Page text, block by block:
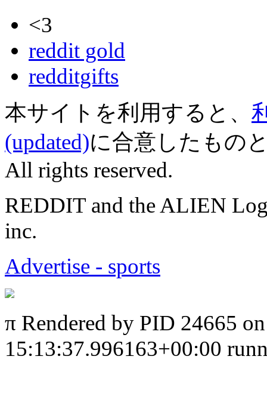
<3
reddit gold
redditgifts
本サイトを利用すると、
(updated)に合意したもの
All rights reserved.
REDDIT and the ALIEN
inc.
Advertise - sports
π Rendered by PID 24665
15:13:37.996163+00:00